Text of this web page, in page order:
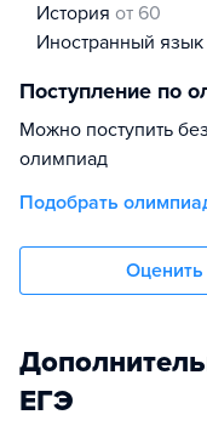
история от 60
иностранный язык
Поступление по
Можно поступить
олимпиад
Подобрать
ЕГЭ